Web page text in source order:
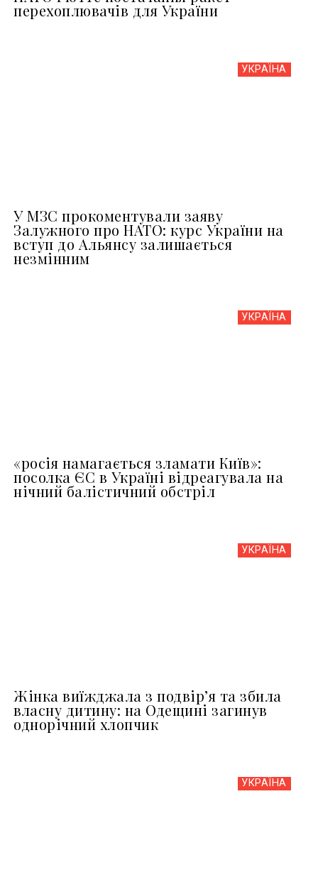
перехоплювачів для України
УКРАЇНА
У МЗС прокоментували заяву
Залужного про НАТО: курс України на
вступ до Альянсу залишається
незмінним
УКРАЇНА
«росія намагається зламати Київ»:
посолка ЄС в Україні відреагувала на
нічний балістичний обстріл
УКРАЇНА
Жінка виїжджала з подвір’я та збила
власну дитину: на Одещині загинув
однорічний хлопчик
УКРАЇНА